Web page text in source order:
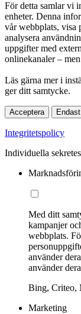
För detta samlar vi
enheter. Denna
vår webbplats, visa
analysera
uppgifter med
onlinekanaler –
Läs gärna mer i
ger ditt samtycke.
Acceptera
Integritetspolicy
Individuella
Med ditt
kampanjer
webbplats.
använder
använder
Bing, Criteo,
Marketing